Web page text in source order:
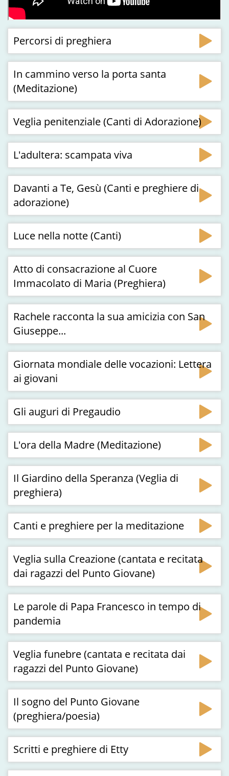
Percorsi di preghiera
In cammino verso la porta santa
(Meditazione)
Veglia penitenziale (Canti di Adorazione)
L'adultera: scampata viva
Davanti a Te, Gesù (Canti e preghiere di
adorazione)
Luce nella notte (Canti)
Atto di consacrazione al Cuore
Immacolato di Maria (Preghiera)
Rachele racconta la sua amicizia con San
Giuseppe...
Giornata mondiale delle vocazioni: Lettera
ai giovani
Gli auguri di Pregaudio
L'ora della Madre (Meditazione)
Il Giardino della Speranza (Veglia di
preghiera)
Canti e preghiere per la meditazione
Veglia sulla Creazione (cantata e recitata
dai ragazzi del Punto Giovane)
Le parole di Papa Francesco in tempo di
pandemia
Veglia funebre (cantata e recitata dai
ragazzi del Punto Giovane)
Il sogno del Punto Giovane
(preghiera/poesia)
Scritti e preghiere di Etty